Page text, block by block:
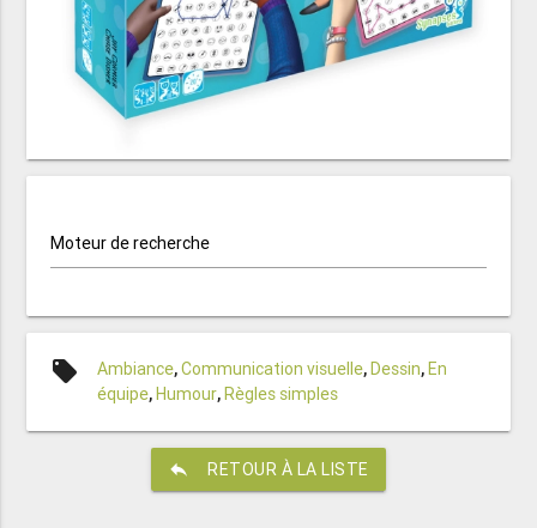
Moteur de recherche
local_offer Ambiance,Communication visuelle, Dessin, En
équipe, Humour, Règles simples
reply RETOUR À LA LISTE